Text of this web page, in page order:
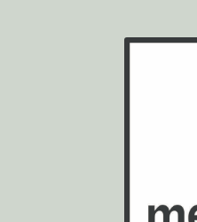
Ga
Ga